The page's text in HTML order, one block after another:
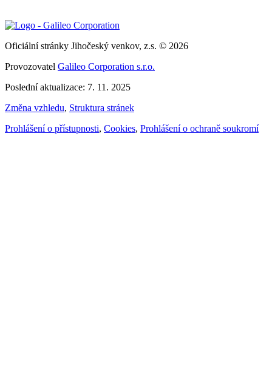
Oficiální stránky Jihočeský venkov, z.s. © 2026
Provozovatel Galileo Corporation s.r.o.
Poslední aktualizace: 7. 11. 2025
Změna vzhledu, Struktura stránek
Prohlášení o přístupnosti, Cookies, Prohlášení o ochraně soukromí